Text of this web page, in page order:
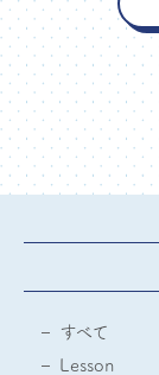
すべて
Lesson